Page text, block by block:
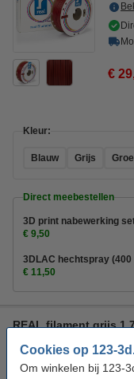
Cookies op 123-
Om winkelen bij 123-
€
Kleur:
Blauw Grijs
Direct meebestellen
3D print nabewerking
€ 9,50
3DLAC hechtspray (400
€ 11,50
REAL filament grijs
PLA